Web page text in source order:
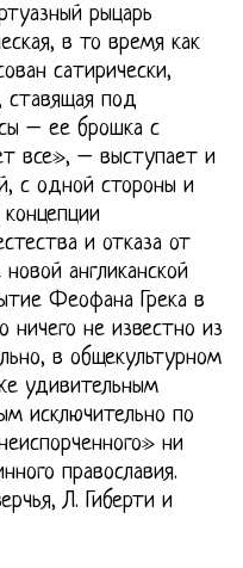
рыцарь
в то время как
сатирически,
ставящая под
– ее брошка с
все», – выступает и
с одной стороны и
и отказа от
англиканской
Феофана Грека в
ничего не известно из
в общекультурном
удивительным
исключительно по
ни
православия.
Л. Гиберти и